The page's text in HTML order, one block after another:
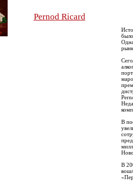
Pernod Ricard
В
В